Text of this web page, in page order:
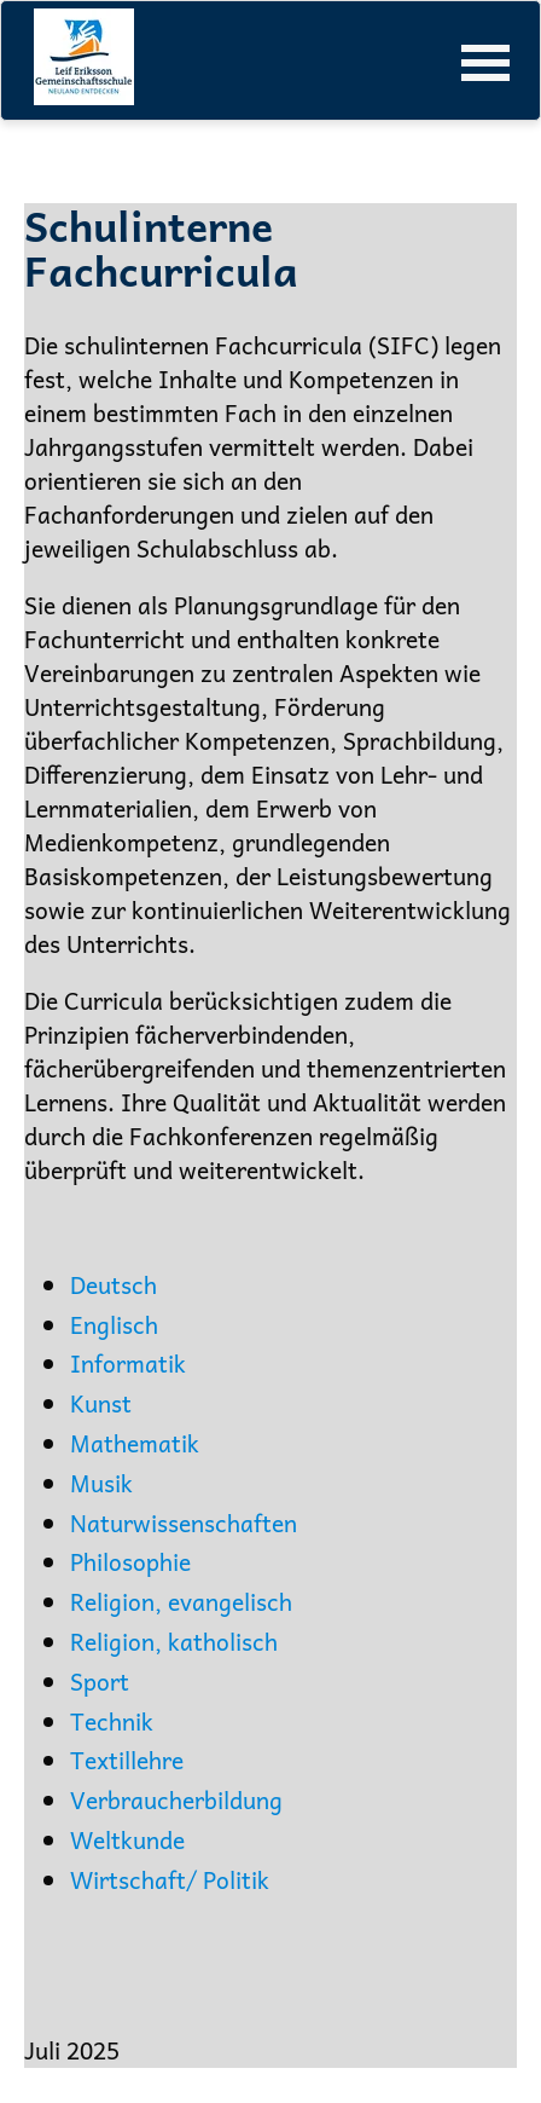
Navigation
Leif-Eriksson-Gemeinschaftsschule
Infos & Anmeldung
Schulinterne Fachcurricula
Schulinterne
Fachcurricula
Dieschulinternen Fachcurricula (SIFC)legen
fest, welche Inhalte und Kompetenzen in
einem bestimmten Fach in den einzelnen
Jahrgangsstufen vermittelt werden. Dabei
orientieren sie sich an den
Fachanforderungen und zielen auf den
jeweiligen Schulabschluss ab.
Sie dienen als Planungsgrundlage für den
Fachunterricht und enthalten konkrete
Vereinbarungen zu zentralen Aspekten wie
Unterrichtsgestaltung, Förderung
überfachlicher Kompetenzen, Sprachbildung,
Differenzierung, dem Einsatz von Lehr- und
Lernmaterialien, dem Erwerb von
Medienkompetenz, grundlegenden
Basiskompetenzen, der Leistungsbewertung
sowie zur kontinuierlichen Weiterentwicklung
des Unterrichts.
Die Curricula berücksichtigen zudem die
Prinzipien fächerverbindenden,
fächerübergreifenden und themenzentrierten
Lernens. Ihre Qualität und Aktualität werden
durch die Fachkonferenzen regelmäßig
überprüft und weiterentwickelt.
Deutsch
Englisch
Informatik
Kunst
Mathematik
Musik
Naturwissenschaften
Philosophie
Religion, evangelisch
Religion, katholisch
Sport
Technik
Textillehre
Verbraucherbildung
Weltkunde
Wirtschaft/ Politik
Juli 2025